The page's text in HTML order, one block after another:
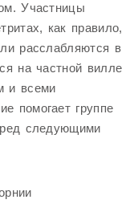
Участницы
как правило,
расслабляются в
на частной вилле
и всеми
помогает группе
следующими